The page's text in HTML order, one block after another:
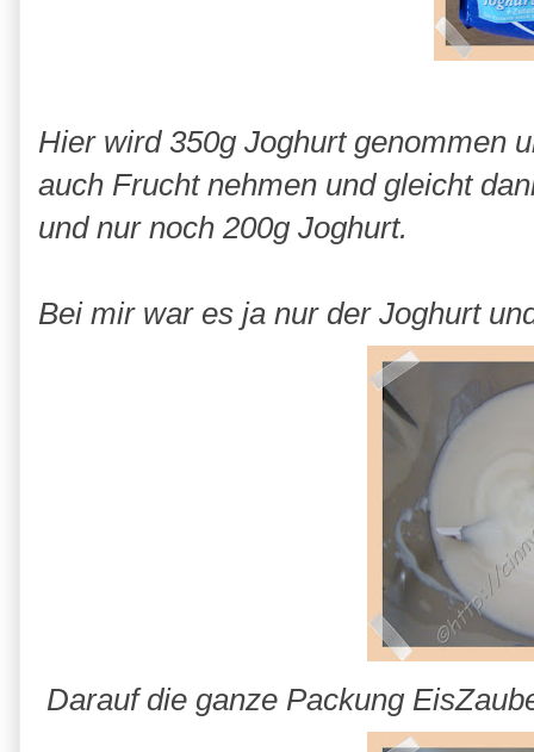
Hier wird 350g Joghurt genommen
auch Frucht nehmen und gleicht
und nur noch 200g Joghurt.
Bei mir war es ja nur der Joghurt
Darauf die ganze Packung